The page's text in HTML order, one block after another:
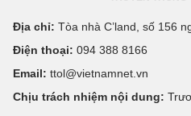
Địa chỉ: Tòa nhà C’land, số 156
Điện thoại: 094 388 8166
Email: ttol@vietnamnet.vn
Chịu trách nhiệm nội dung: